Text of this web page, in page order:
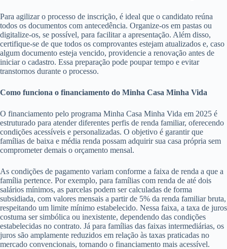
Para agilizar o processo de inscrição, é ideal que o candidato reúna
todos os documentos com antecedência. Organize-os em pastas ou
digitalize-os, se possível, para facilitar a apresentação. Além disso,
certifique-se de que todos os comprovantes estejam atualizados e, caso
algum documento esteja vencido, providencie a renovação antes de
iniciar o cadastro. Essa preparação pode poupar tempo e evitar
transtornos durante o processo.
Como funciona o financiamento do Minha Casa Minha Vida
O financiamento pelo programa Minha Casa Minha Vida em 2025 é
estruturado para atender diferentes perfis de renda familiar, oferecendo
condições acessíveis e personalizadas. O objetivo é garantir que
famílias de baixa e média renda possam adquirir sua casa própria sem
comprometer demais o orçamento mensal.
As condições de pagamento variam conforme a faixa de renda a que a
família pertence. Por exemplo, para famílias com renda de até dois
salários mínimos, as parcelas podem ser calculadas de forma
subsidiada, com valores mensais a partir de 5% da renda familiar bruta,
respeitando um limite mínimo estabelecido. Nessa faixa, a taxa de juros
costuma ser simbólica ou inexistente, dependendo das condições
estabelecidas no contrato. Já para famílias das faixas intermediárias, os
juros são amplamente reduzidos em relação às taxas praticadas no
mercado convencionais, tornando o financiamento mais acessível.